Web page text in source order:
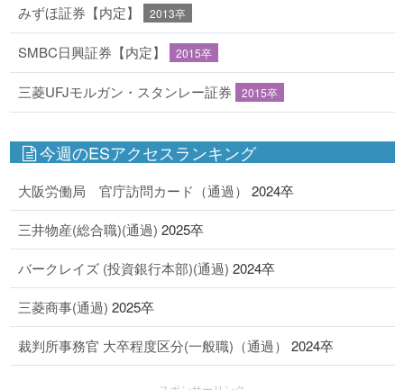
みずほ証券【内定】 2013卒
SMBC日興証券【内定】 2015卒
三菱UFJモルガン・スタンレー証券 2015卒
今週のESアクセスランキング
大阪労働局 官庁訪問カード（通過） 2024卒
三井物産(総合職)(通過) 2025卒
バークレイズ (投資銀行本部)(通過) 2024卒
三菱商事(通過) 2025卒
裁判所事務官 大卒程度区分(一般職)（通過） 2024卒